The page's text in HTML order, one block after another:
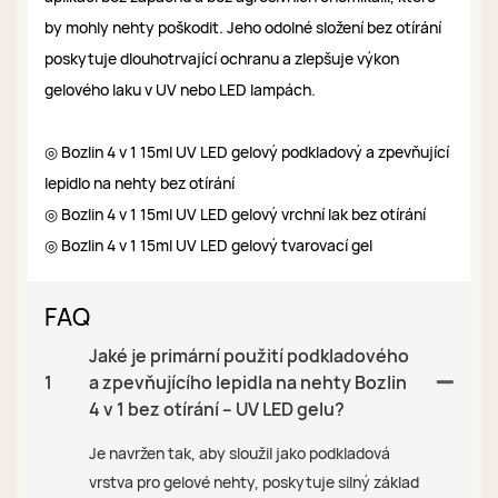
by mohly nehty poškodit. Jeho odolné složení bez otírání
poskytuje dlouhotrvající ochranu a zlepšuje výkon
gelového laku v UV nebo LED lampách.
◎ Bozlin 4 v 1 15ml UV LED gelový podkladový a zpevňující
lepidlo na nehty bez otírání
◎ Bozlin 4 v 1 15ml UV LED gelový vrchní lak bez otírání
◎ Bozlin 4 v 1 15ml UV LED gelový tvarovací gel
FAQ
1
Jaké je primární použití podkladového
a zpevňujícího lepidla na nehty Bozlin
4 v 1 bez otírání – UV LED gelu?
Je navržen tak, aby sloužil jako podkladová
vrstva pro gelové nehty, poskytuje silný základ